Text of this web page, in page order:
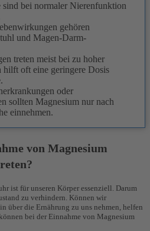
sind bei normaler Nierenfunktion
gehören
und Magen-Darm-
treten meist bei zu hoher
hilft oft eine geringere Dosis
oder
sollten Magnesium nur nach
einnehmen.
von Magnesium
ist für unseren Körper essenziell. Darum
zu verhindern. Können wir
über die Ernährung zu uns nehmen, helfen
bei der Einnahme von Magnesium